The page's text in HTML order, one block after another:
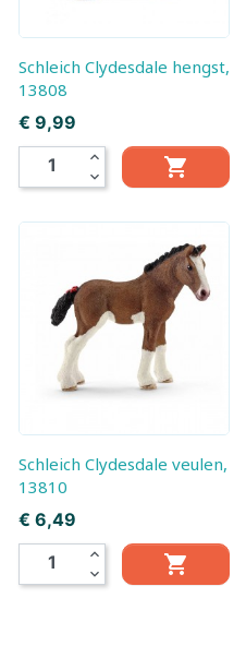
Schleich Clydesdale hengst,
13808
Prijs
€ 9,99
expand_less
expand_more

Schleich Clydesdale veulen,
13810
Prijs
€ 6,49
expand_less
expand_more
